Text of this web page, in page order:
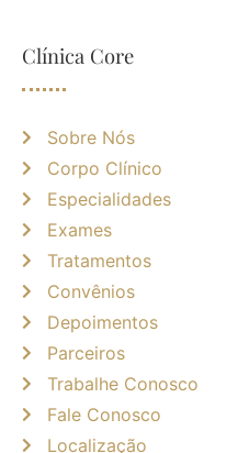
Clínica Core
Sobre Nós
Corpo Clínico
Especialidades
Exames
Tratamentos
Convênios
Depoimentos
Parceiros
Trabalhe Conosco
Fale Conosco
Localização